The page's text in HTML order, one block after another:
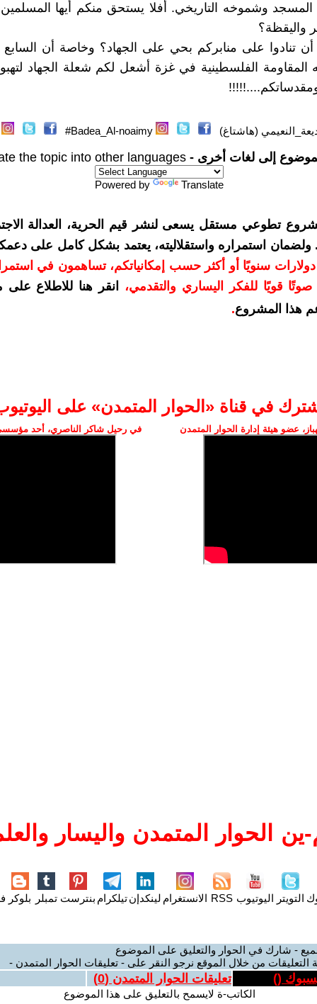
وشموخه التاريخي. أفلا يستحق منكم أيها المسلمين
واليقظة؟
تنادوا على منابركم بحي على الجهاد؟ وخاصة أن السابع
المقاومة الفلسطينية في غزة أشعل لكم شعلة الجهاد
(هاشتاغ) Badea_Al-noaimy#
إلى لغات أخرى - the topic into other languages
Powered by Translate
تطوعي مستقل يسعى لنشر قيم الحرية، العدالة
ولضمان استمراره واستقلاليته، يعتمد بشكل كامل على
بمبلغ 10 دولارات سنويًا أو أكثر حسب إمكانياتكم، تساهمون في
قويًا للفكر اليساري والتقدمي،
انقر هنا للاطلاع
هذا المشروع.
في قناة ‫«الحوار المتمدن» على
عضو هيئة إدارة الحوار المتمدن في رحيل شاكر الناصري، أحد
الحوار المتمدن واليسار
التويتر اليوتيوب RSS الانستغرام لينكدإنتيلكرام بنترست تمبلر بلوكر
- شارك في الحوار والتعليق على الموضوع
التعليقات من خلال الموقع نرجو النقر على - تعليقات الحوار المتمدن -
(
) تعليقات الحوار المتمدن (0
)
الكاتب-ة لايسمح بالتعليق على هذا الموضوع